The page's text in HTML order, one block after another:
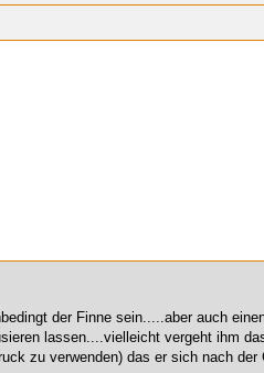
der Finne sein.....aber auch
lassen....vielleicht vergeht ihm
zu verwenden) das er sich nach